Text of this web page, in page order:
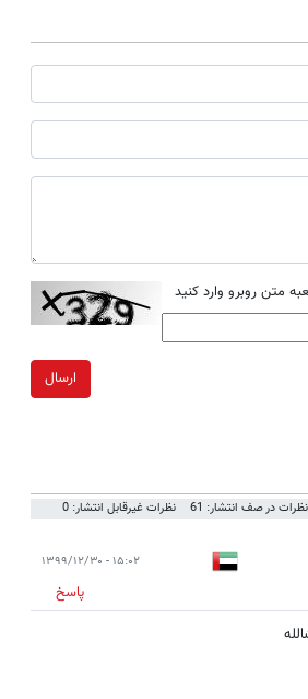
متن روبرو وارد کنید
ارسال
نظرات در صف انتشار: 61 نظرات غیرقابل انتشار: 0
۱۵:۰۲ - ۱۳۹۹/۱۲/۳۰
پاسخ